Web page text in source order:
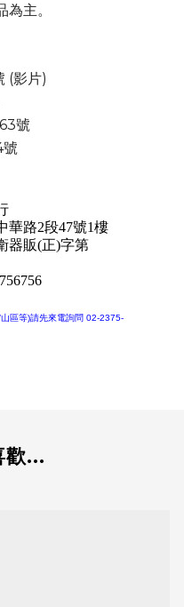
主。
(影片)
號
華路2段47號1樓
器販(正)字第
區等)請先來電詢問 02-2375-
歡...